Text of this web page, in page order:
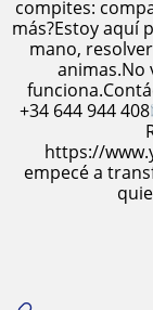
compites:
más?Estoy aquí
mano,
animas.No
+34 644 944 408
https://
empecé a